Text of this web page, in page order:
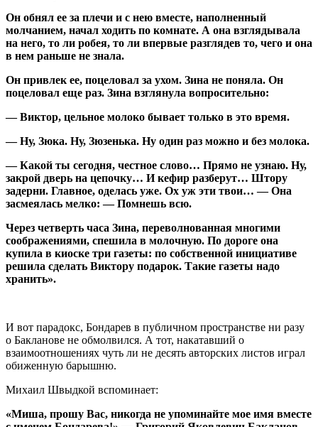
Он обнял ее за плечи и с нею вместе, наполненный
молчанием, начал ходить по комнате. А она взглядывала
на него, то ли робея, то ли впервые разглядев то, чего и она
в нем раньше не знала.
Он привлек ее, поцеловал за ухом. Зина не поняла. Он
поцеловал еще раз. Зина взглянула вопросительно:
— Виктор, цельное молоко бывает только в это время.
— Ну, Зюка. Ну, Зюзенька. Ну один раз можно и без молока.
— Какой ты сегодня, честное слово… Прямо не узнаю. Ну,
закрой дверь на цепочку… И кефир разберут… Штору
задерни. Главное, оделась уже. Ох уж эти твои… — Она
засмеялась мелко: — Помнешь всю.
Через четверть часа Зина, переволнованная многими
соображениями, спешила в молочную. По дороге она
купила в киоске три газеты: по собственной инициативе
решила сделать Виктору подарок. Такие газеты надо
хранить».
И вот парадокс, Бондарев в публичном пространстве ни разу
о Бакланове не обмолвился. А тот, накатавший о
взаимоотношениях чуть ли не десять авторских листов играл
обиженную барышню.
Михаил Швыдкой вспоминает:
«Миша, прошу Вас, никогда не упоминайте мое имя вместе